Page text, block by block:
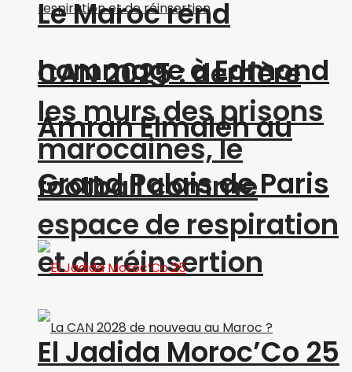
CAN 2025 : derrière
les murs des prisons
marocaines, le
football comme
espace de respiration
et de réinsertion
Le Maroc rend
hommage à Edmond
Amran Elmaleh au
Grand Palais de Paris
El Jadida Moroc’Co 25